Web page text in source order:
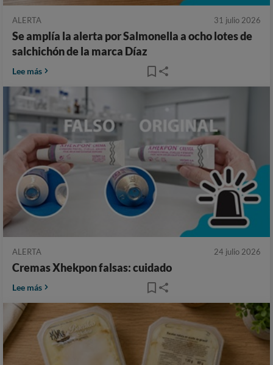
ALERTA 31 julio 2026
Se amplía la alerta por Salmonella a ocho lotes de
salchichón de la marca Díaz
Lee más
ALERTA 24 julio 2026
Cremas Xhekpon falsas: cuidado
Lee más